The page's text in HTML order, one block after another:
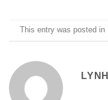
This entry was posted in